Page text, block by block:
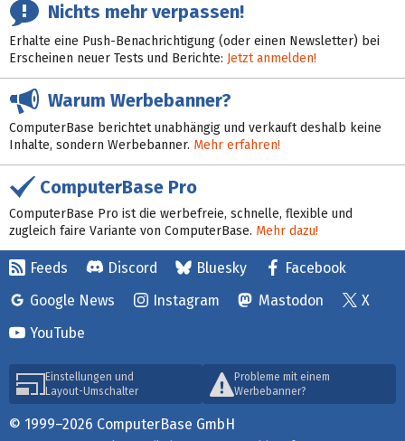
Nichts mehr verpassen!
Erhalte eine Push-Benachrichtigung (oder einen Newsletter) bei
Erscheinen neuer Tests und Berichte: Jetzt anmelden!
Warum Werbebanner?
ComputerBase berichtet unabhängig und verkauft deshalb keine
Inhalte, sondern Werbebanner. Mehr erfahren!
ComputerBase Pro
ComputerBase Pro ist die werbefreie, schnelle, flexible und
zugleich faire Variante von ComputerBase. Mehr dazu!
Feeds Discord Bluesky
Facebook
Google News
Instagram Mastodon
X
YouTube
Einstellungen und
Layout-Umschalter
Probleme mit einem
Werbebanner?
© 1999–2026 ComputerBase GmbH